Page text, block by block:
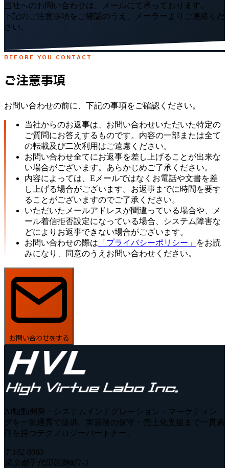
当社へのお問い合わせは、メールにて承っております。
下記のご注意事項をご確認のうえ、メーラーよりご連絡くだ
さい。
BEFORE YOU CONTACT
ご注意事項
お問い合わせの前に、下記の事項をご確認ください。
当社からのお返事は、お問い合わせいただいた特定の
ご質問にお答えするものです。内容の一部または全て
の転載及び二次利用はご遠慮ください。
お問い合わせ全てにお返事を差し上げることが出来な
い場合がございます。あらかじめご了承ください。
内容によっては、Eメールではなくお電話や文書を差
し上げる場合がございます。お返事までに時間を要す
ることがございますのでご了承ください。
いただいたメールアドレスが間違っている場合や、メ
ール着信拒否設定になっている場合、システム障害な
どによりお返事できない場合がございます。
お問い合わせの際は 「プライバシーポリシー」
をお読
みになり、同意のうえお問い合わせください。
お問い合わせをする
AI駆動開発・システムインテグレーション・マーケティン
グを一気通貫で提供。実装後の保守・売上化支援まで一貫責
任を持つテクノロジーパートナー。
〒102-0083
東京都千代田区麴町1-3